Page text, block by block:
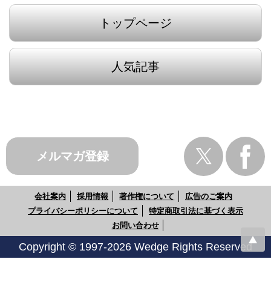
トップページ
人気記事
メルマガ登録
会社案内 採用情報 著作権について
広告のご案内
プライバシーポリシーについて
特定商取引法に基づく表示
お問い合わせ
Copyright © 1997-2026 Wedge Rights Reserved